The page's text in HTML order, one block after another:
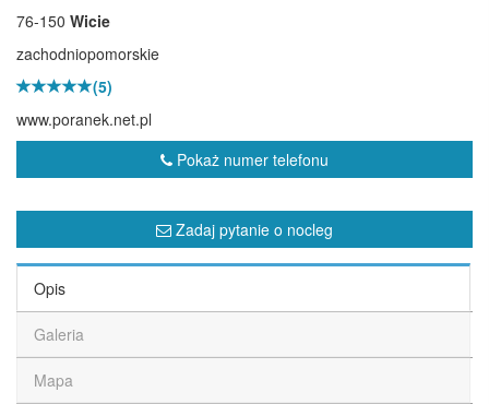
76-150 Wicie
zachodniopomorskie
(5)
www.poranek.net.pl
Pokaż numer telefonu
Zadaj pytanie o nocleg
Opis
Galeria
Mapa